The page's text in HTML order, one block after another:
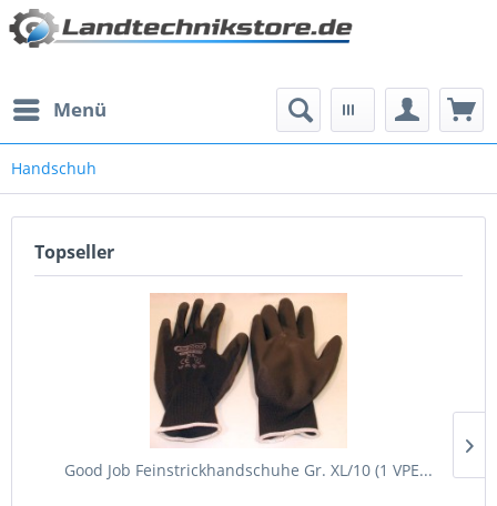
Menü
Handschuh
Topseller
Good Job Feinstrickhandschuhe Gr. XL/10 (1 VPE...